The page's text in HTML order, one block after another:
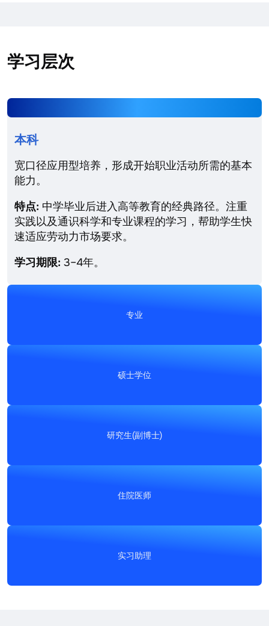
学习层次
本科
宽口径应用型培养，形成开始职业活动所需的基本
能力。
特点: 中学毕业后进入高等教育的经典路径。注重
实践以及通识科学和专业课程的学习，帮助学生快
速适应劳动力市场要求。
学习期限: 3–4年。
专业
学、经济及其他优先领域获得基础扎实的知识。
5–6年（取决于方向）。
硕士学位
高等教育的第二阶段，可在本科或专家学位
掌握或获得新的资格。
研究生(副博士)
人考试、撰写论文，并以授予学位（PhD或副博
住院医师
实习助理